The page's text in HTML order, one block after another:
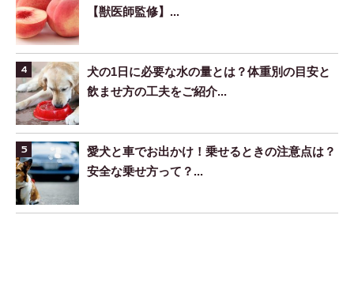
【獣医師監修】...
犬の1日に必要な水の量とは？体重別の目安と
飲ませ方の工夫をご紹介...
愛犬と車でお出かけ！乗せるときの注意点は？
安全な乗せ方って？...